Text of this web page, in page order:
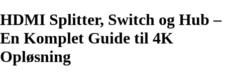
HDMI Splitter, Switch og Hub –
En Komplet Guide til 4K
Opløsning